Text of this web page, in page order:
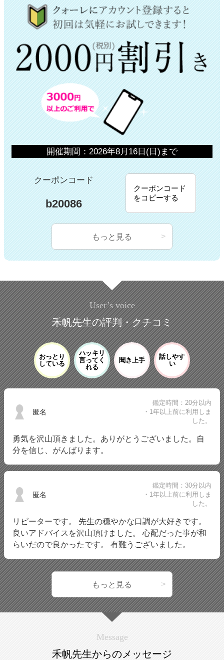
開催期間：2026年8月16日(日)まで
クーポンコード
b20086
クーポンコード
をコピーする
もっと見る
User’s voice
禾帆先生の評判・クチコミ
おっとり
している
ハッキリ
言ってく
れる
聞き上手
話しやす
い
匿名
鑑定時間：20分以内
・1年以上前に利用しま
した。
勇気を沢山頂きました。ありがとうございました。自
分を信じ、がんばります。
匿名
鑑定時間：30分以内
・1年以上前に利用しま
した。
リピーターです。 先生の穏やかな口調が大好きです。
良いアドバイスを沢山頂けました。 心配だった事が和
らいだので良かったです。 有難うございました。
もっと見る
Message
禾帆先生からのメッセージ